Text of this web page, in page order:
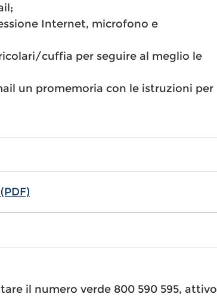
Internet, microfono e
cuffia per seguire al meglio le
un promemoria con le istruzioni per
il numero verde 800 590 595, attivo